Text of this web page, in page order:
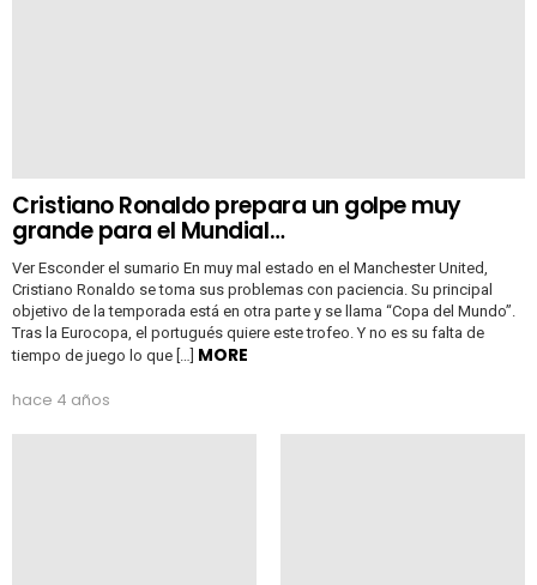
Cristiano Ronaldo prepara un golpe muy
grande para el Mundial…
Ver Esconder el sumario En muy mal estado en el Manchester United,
Cristiano Ronaldo se toma sus problemas con paciencia. Su principal
objetivo de la temporada está en otra parte y se llama “Copa del Mundo”.
Tras la Eurocopa, el portugués quiere este trofeo. Y no es su falta de
tiempo de juego lo que […] MORE
hace 4 años